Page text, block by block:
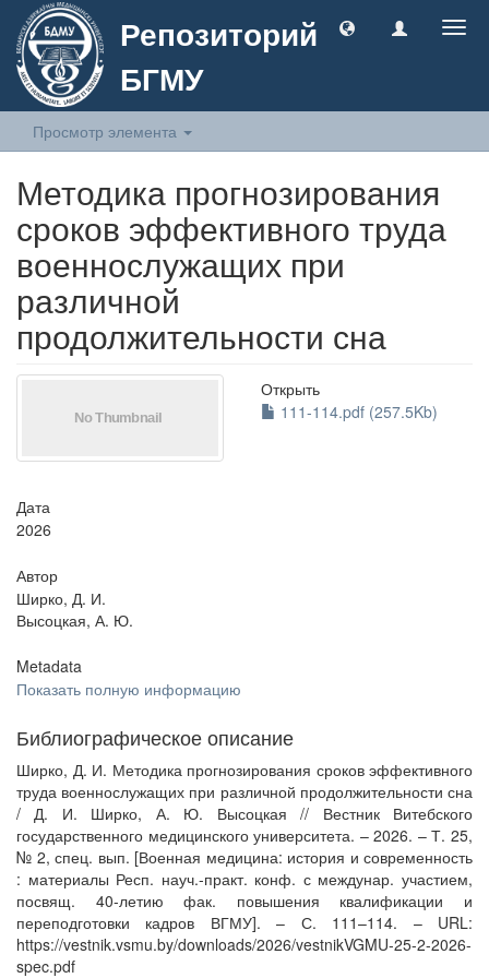
Репозиторий
БГМУ
Просмотр элемента
Методика прогнозирования
сроков эффективного труда
военнослужащих при
различной
продолжительности сна
Открыть
111-114.pdf (257.5Kb)
Дата
2026
Автор
Ширко, Д. И.
Высоцкая, А. Ю.
Metadata
Показать полную информацию
Библиографическое описание
Ширко, Д. И. Методика прогнозирования сроков эффективного
труда военнослужащих при различной продолжительности сна
/ Д. И. Ширко, А. Ю. Высоцкая // Вестник Витебского
государственного медицинского университета. – 2026. – Т. 25,
№ 2, спец. вып. [Военная медицина: история и современность
: материалы Респ. науч.-практ. конф. с междунар. участием,
посвящ. 40-летию фак. повышения квалификации и
переподготовки кадров ВГМУ]. – С. 111–114. – URL:
https://vestnik.vsmu.by/downloads/2026/vestnikVGMU-25-2-2026-
spec.pdf